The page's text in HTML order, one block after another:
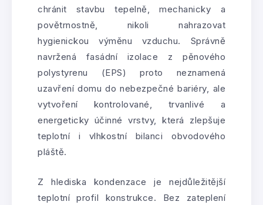
chránit stavbu tepelně, mechanicky a
povětrnostně, nikoli nahrazovat
hygienickou výměnu vzduchu. Správně
navržená fasádní izolace z pěnového
polystyrenu (EPS) proto neznamená
uzavření domu do nebezpečné bariéry, ale
vytvoření kontrolované, trvanlivé a
energeticky účinné vrstvy, která zlepšuje
teplotní i vlhkostní bilanci obvodového
pláště.
Z hlediska kondenzace je nejdůležitější
teplotní profil konstrukce. Bez zateplení